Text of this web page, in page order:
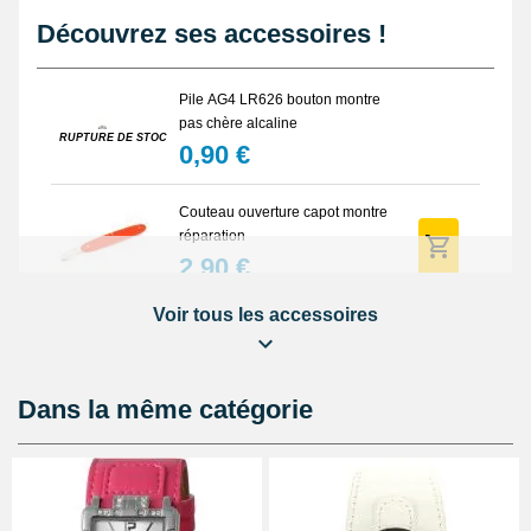
Découvrez ses accessoires !
RUPTURE DE STOCK
Pile AG4 LR626 bouton montre
pas chère alcaline
0,90 €
Couteau ouverture capot montre
réparation
2,90 €
Pointeau de pose reparation
bracelet
3,90 €
Voir tous les accessoires
Dans la même catégorie